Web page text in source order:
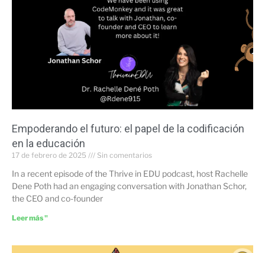
Empoderando el futuro: el papel de la codificación
en la educación
17 de febrero de 2025 Sin comentarios
In a recent episode of the Thrive in EDU podcast, host Rachelle
Dene Poth had an engaging conversation with Jonathan Schor,
the CEO and co-founder
Leer más "